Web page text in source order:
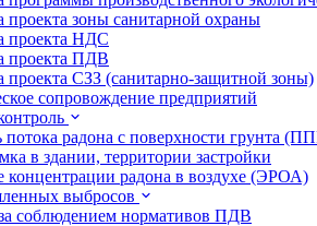
проекта зоны санитарной охраны
проекта НДС
проекта ПДВ
проекта СЗЗ (санитарно-защитной зоны)
сопровождение предприятий
потока радона с поверхности грунта
в здании, территории застройки
концентрации радона в воздухе (ЭРОА)
выбросов
соблюдением нормативов ПДВ